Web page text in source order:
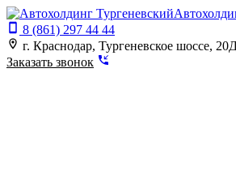
8 (861) 297 44 44
г. Краснодар, Тургеневское шоссе,
Заказать звонок